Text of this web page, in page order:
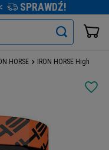
SPRAWDŹ!
HORSE IRON HORSE High Kick